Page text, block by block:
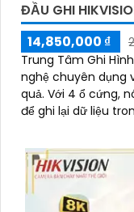
ĐẦU GHI
14,850,000 ₫
Trung Tâm Ghi
nghệ chuyên dụng
quả. Với 4 ổ cứng, nó cung cấp không gian lưu trữ đủ lớn
để ghi lại dữ liệu